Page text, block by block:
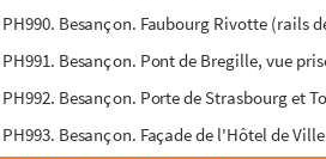
PH990. Besançon. Faubourg Rivotte (rails
PH991. Besançon. Pont de Bregille, vue
PH992. Besançon. Porte de Strasbourg et
PH993. Besançon. Façade de l'Hôtel de